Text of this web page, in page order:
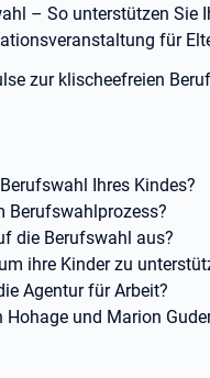
– So unterstützen Sie
für
zur klischeefreien
Ihres Kindes?
Berufswahlprozess?
die Berufswahl aus?
ihre Kinder zu
Agentur für Arbeit?
Hohage und Marion